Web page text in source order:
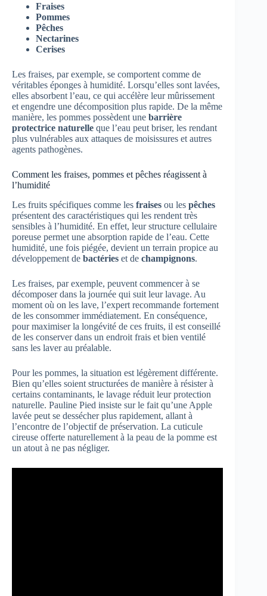
Fraises
Pommes
Pêches
Nectarines
Cerises
Les fraises, par exemple, se comportent comme de
véritables éponges à humidité. Lorsqu’elles sont lavées,
elles absorbent l’eau, ce qui accélère leur mûrissement
et engendre une décomposition plus rapide. De la même
manière, les pommes possèdent une barrière
protectrice naturelle que l’eau peut briser, les rendant
plus vulnérables aux attaques de moisissures et autres
agents pathogènes.
Comment les fraises, pommes et pêches réagissent à
l’humidité
Les fruits spécifiques comme les fraises ou les pêches
présentent des caractéristiques qui les rendent très
sensibles à l’humidité. En effet, leur structure cellulaire
poreuse permet une absorption rapide de l’eau. Cette
humidité, une fois piégée, devient un terrain propice au
développement de bactéries et de champignons.
Les fraises, par exemple, peuvent commencer à se
décomposer dans la journée qui suit leur lavage. Au
moment où on les lave, l’expert recommande fortement
de les consommer immédiatement. En conséquence,
pour maximiser la longévité de ces fruits, il est conseillé
de les conserver dans un endroit frais et bien ventilé
sans les laver au préalable.
Pour les pommes, la situation est légèrement différente.
Bien qu’elles soient structurées de manière à résister à
certains contaminants, le lavage réduit leur protection
naturelle. Pauline Pied insiste sur le fait qu’une Apple
lavée peut se dessécher plus rapidement, allant à
l’encontre de l’objectif de préservation. La cuticule
cireuse offerte naturellement à la peau de la pomme est
un atout à ne pas négliger.